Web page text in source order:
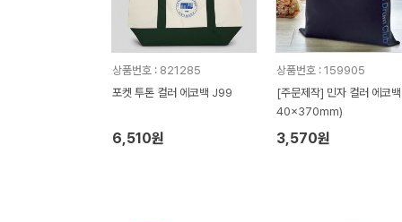
상품번호 : 821285
포켓 투톤 컬러 에코백 J99
6,510원
상품번호 : 159905
[주문제작] 민자 컬러 에코
40x370mm)
3,570원